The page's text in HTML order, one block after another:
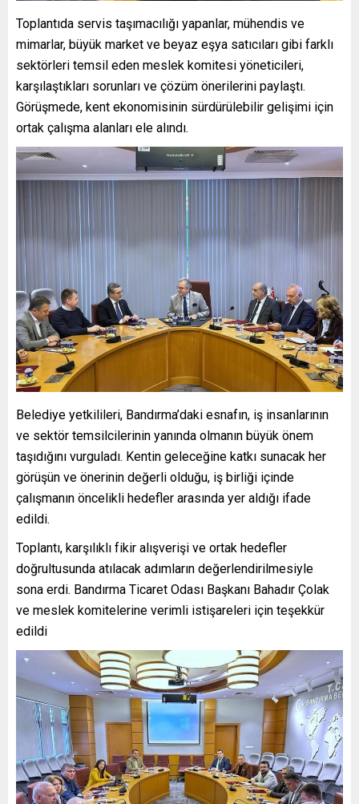
Toplantıda servis taşımacılığı yapanlar, mühendis ve
mimarlar, büyük market ve beyaz eşya satıcıları gibi farklı
sektörleri temsil eden meslek komitesi yöneticileri,
karşılaştıkları sorunları ve çözüm önerilerini paylaştı.
Görüşmede, kent ekonomisinin sürdürülebilir gelişimi için
ortak çalışma alanları ele alındı.
Belediye yetkilileri, Bandırma’daki esnafın, iş insanlarının
ve sektör temsilcilerinin yanında olmanın büyük önem
taşıdığını vurguladı. Kentin geleceğine katkı sunacak her
görüşün ve önerinin değerli olduğu, iş birliği içinde
çalışmanın öncelikli hedefler arasında yer aldığı ifade
edildi.
Toplantı, karşılıklı fikir alışverişi ve ortak hedefler
doğrultusunda atılacak adımların değerlendirilmesiyle
sona erdi. Bandırma Ticaret Odası Başkanı Bahadır Çolak
ve meslek komitelerine verimli istişareleri için teşekkür
edildi